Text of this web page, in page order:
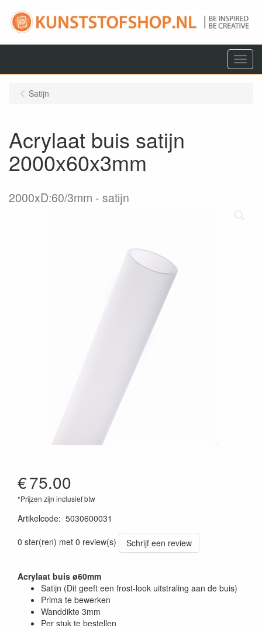
Menu
Satijn
Acrylaat buis satijn
2000x60x3mm
2000xD:60/3mm satijn
€75.00
*Prijzen zijn inclusief btw
Artikelcode: 5030600031
0 ster(ren) met 0 review(s)
Schrijf een review
Acrylaat buis ø60mm
Satijn (Dit geeft een frost-look uitstraling aan de buis)
Prima te bewerken
Wanddikte 3mm
Per stuk te bestellen